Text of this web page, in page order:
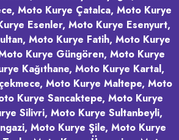
Moto Kurye Çatalca, Moto Kurye
Esenler, Moto Kurye Esenyurt,
Moto Kurye Fatih, Moto Kurye
Kurye Güngören, Moto Kurye
Kağıthane, Moto Kurye Kartal,
Moto Kurye Maltepe, Moto
Kurye Sancaktepe, Moto Kurye
Silivri, Moto Kurye Sultanbeyli,
Moto Kurye Şile, Moto Kurye